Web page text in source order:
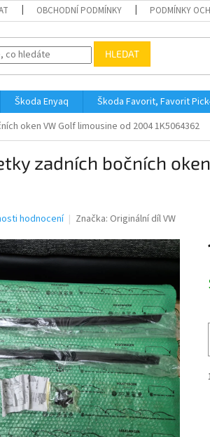
OBCHODNÍ PODMÍNKY PODMÍNKY
HLEDAT
Škoda Enyaq Škoda Favorit, Favorit
oken VW Golf limousine od 2004 1K5064362
zadních bočních
hodnocení Značka: Originální díl VW